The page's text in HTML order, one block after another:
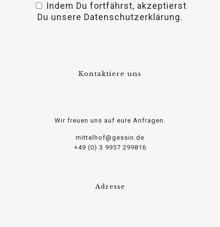
Indem Du fortfährst, akzeptierst
osteopathe-nyon-cabinet-monney
Du unsere Datenschutzerklärung.
Kontaktiere uns
Wir freuen uns auf eure Anfragen.
mittelhof@gessin.de
+49 (0) 3 9957 299816
Adresse